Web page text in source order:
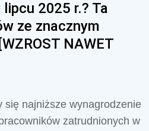
2025 r.? Ta
ze znacznym
NAWET
się najniższe wynagrodzenie
zatrudnionych w